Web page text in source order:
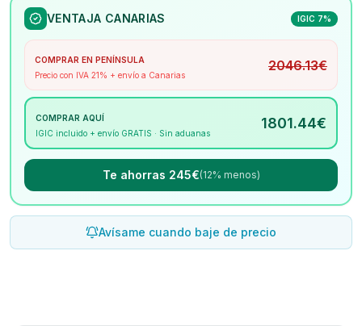
VENTAJA CANARIAS IGIC 7%
COMPRAR EN PENÍNSULA
Precio con IVA 21% + envío a Canarias
2046.13€
COMPRAR AQUÍ
IGIC incluido + envío GRATIS · Sin aduanas
1801.44€
Te ahorras 245€(12% menos)
Avísame cuando baje de precio